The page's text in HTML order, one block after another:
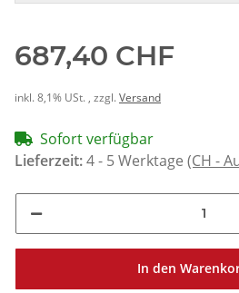
687,40 CHF
inkl. 8,1% USt. , zzgl.Versand
Sofort verfügbar
Lieferzeit:4 - 5 Werktage (CH -
In den